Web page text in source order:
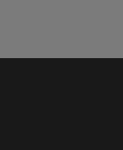
fibre